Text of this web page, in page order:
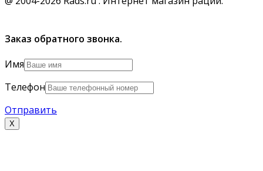
Заказ обратного звонка.
Имя
Телефон
Отправить
Х